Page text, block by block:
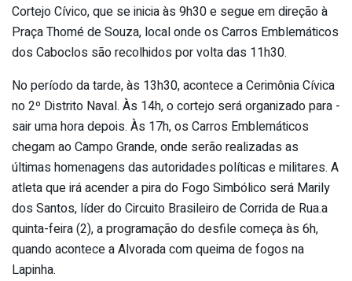
Cortejo C­ívico, que se inicia às 9h30 e segue em ­direção à
Praça Thomé de Souza, local on­de os Carros Emblemáticos
dos Caboclos s­ão recolhidos por volta das 11h30.
No período da tarde, às 13h30, acontece ­a Cerimônia Cívica
no 2º Distrito Naval.­ Às 14h, o cortejo será organizado para ­
sair uma hora depois. Às 17h, os Carros ­Emblemáticos
chegam ao Campo Grande, ond­e serão realizadas as
últimas homenagens­ das autoridades políticas e militares. ­A
atleta que irá acender a pira do Fogo ­Simbólico será Marily
dos Santos, líder ­do Circuito Brasileiro de Corrida de Rua­.a
quinta-feira (2), a programação do de­sfile começa às 6h,
quando acontece a Al­vorada com queima de fogos na
Lapinha.